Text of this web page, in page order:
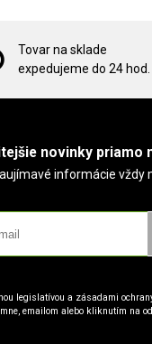
Tovar na sklade
expedujeme do 24 hod.
novinky priamo
informácie vždy
legislatívou a zásadami
emailom alebo kliknutím na